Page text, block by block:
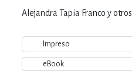
Alejandra Tapia Franco y otros
Impreso
eBook